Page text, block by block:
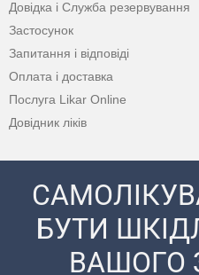
Довідка і Служба резервування
Застосунок
Запитання і відповіді
Оплата і доставка
Послуга Likar Online
Довідник ліків
БУТИ
ВАШОГО